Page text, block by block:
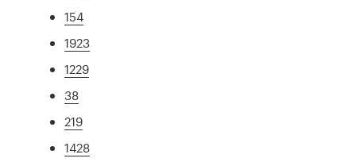
154
1923
1229
38
219
1428